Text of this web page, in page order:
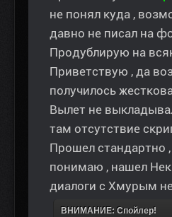
не понял куда ,
давно не писал на
Продублирую на
Приветствую , да
получилось
Вылет не
там отсутствие
Прошел стандартно
понимаю , нашел
диалоги с Хмурым
ВНИМАНИЕ: Спойлер!